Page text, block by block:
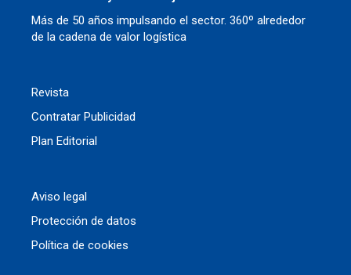
Más de 50 años impulsando el sector. 360º alrededor
de la cadena de valor logística
Revista
Contratar Publicidad
Plan Editorial
Aviso legal
Protección de datos
Política de cookies